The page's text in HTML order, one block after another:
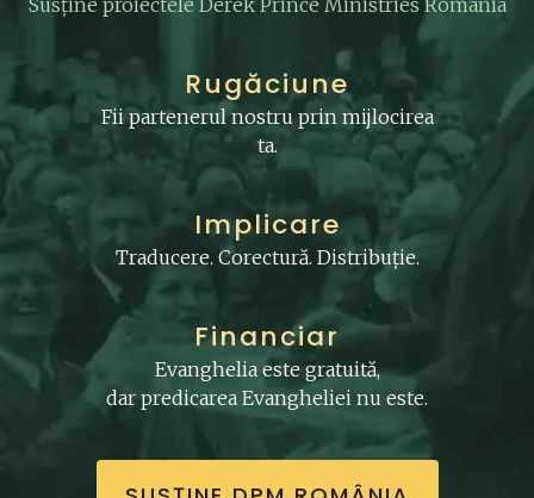
Susține proiectele Derek Prince Ministries România
Rugăciune
Fii partenerul nostru prin mijlocirea
ta.
Implicare
Traducere. Corectură. Distribuție.
Financiar
Evanghelia este gratuită,
dar predicarea Evangheliei nu este.